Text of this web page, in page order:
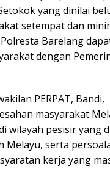
yang dinilai
setempat dan
Barelang
dengan
PERPAT, Bandi,
masyarakat
wilayah pesisir yang
Melayu, serta
kerja yang